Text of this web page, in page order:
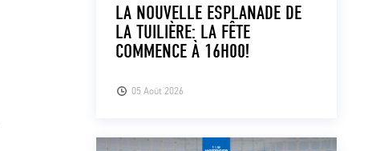
05 Août 2026
LA NOUVELLE ESPLANADE DE
LA TUILIÈRE: LA FÊTE
COMMENCE À 16H00!